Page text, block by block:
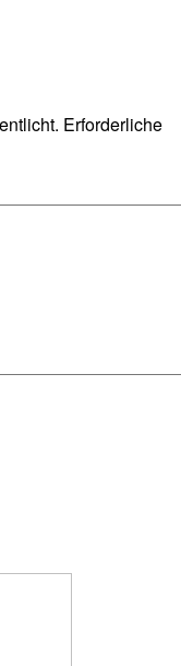
Erforderliche